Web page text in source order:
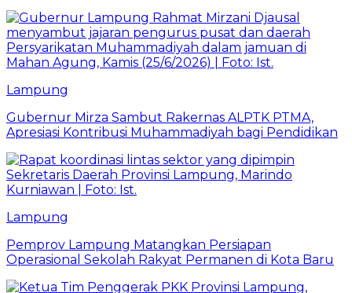
Lampung
Gubernur Mirza Sambut Rakernas ALPTK PTMA,
Apresiasi Kontribusi Muhammadiyah bagi Pendidikan
Lampung
Pemprov Lampung Matangkan Persiapan
Operasional Sekolah Rakyat Permanen di Kota Baru